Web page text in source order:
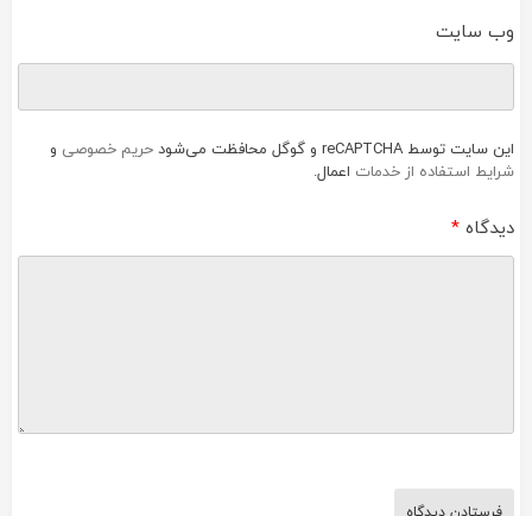
وب‌ سایت
این سایت توسط reCAPTCHA و گوگل محافظت می‌شود حریم خصوصی و
شرایط استفاده از خدمات اعمال.
دیدگاه *